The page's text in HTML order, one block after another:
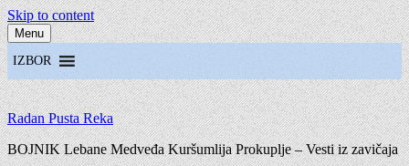
Skip to content
Menu
IZBOR
Radan Pusta Reka
BOJNIK Lebane Medveđa Kuršumlija Prokuplje – Vesti iz zavičaja